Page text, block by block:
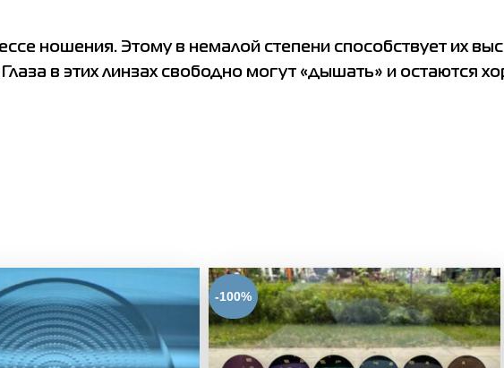
ношения. Этому в немалой степени способствует их
в этих линзах свободно могут «дышать» и остаются
-100%